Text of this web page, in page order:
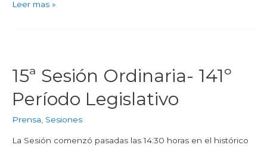
Leer mas »
15ª Sesión Ordinaria- 141º
Período Legislativo
Prensa Sesiones
La Sesión comenzó pasadas las 14:30 horas en el histórico